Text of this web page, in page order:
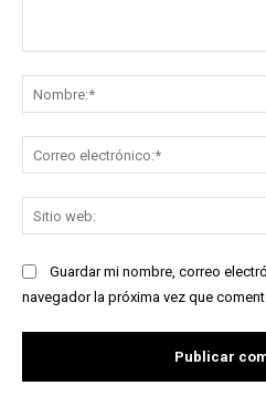
Guardar mi nombre, correo
navegador la próxima vez que